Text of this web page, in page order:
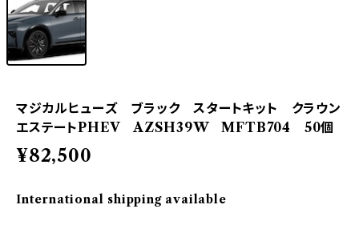
マジカルヒューズ ブラック スタートキット クラウン
エステートPHEV AZSH39W MFTB704 50個
¥82,500
International shipping available